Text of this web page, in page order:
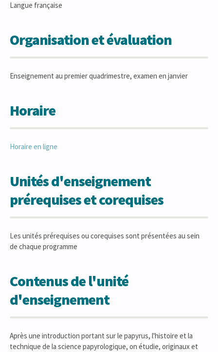
Langue française
Organisation et évaluation
Enseignement au premier quadrimestre, examen en janvier
Horaire
Horaire en ligne
Unités d'enseignement
prérequises et corequises
Les unités prérequises ou corequises sont présentées au sein
de chaque programme
Contenus de l'unité
d'enseignement
Après une introduction portant sur le papyrus, l'histoire et la
technique de la science papyrologique, on étudie, originaux et